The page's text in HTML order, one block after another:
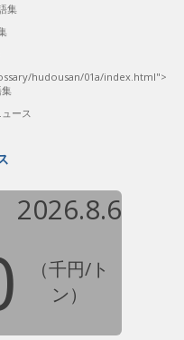
集
hudousan/01a/index.html">
ース
2026.8.6
（千円/ト
ン）